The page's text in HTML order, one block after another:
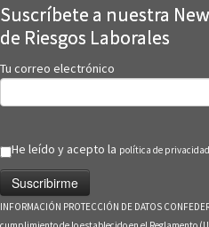
Suscríbete a nuestra
de Riesgos Laborales
Tu correo electrónico
He leído y acepto la política de privacidad
INFORMACIÓN PROTECCIÓN DE DATOS